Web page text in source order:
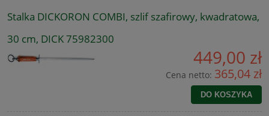
Stalka DICKORON COMBI, szlif szafirowy, kwadratowa,
30 cm, DICK 75982300
449,00 zł
Cena netto: 365,04 zł
DO KOSZYKA